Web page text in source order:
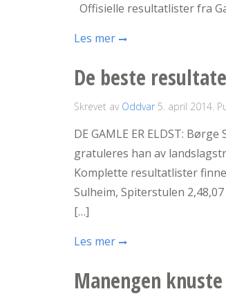
Offisielle resultatlister fra
Les mer
De beste
Skrevet av Oddvar 5. april 2014.
DE GAMLE ER ELDST:
gratuleres han av
Komplette resultatlister
Sulheim, Spiterstulen
[…]
Les mer
Manengen